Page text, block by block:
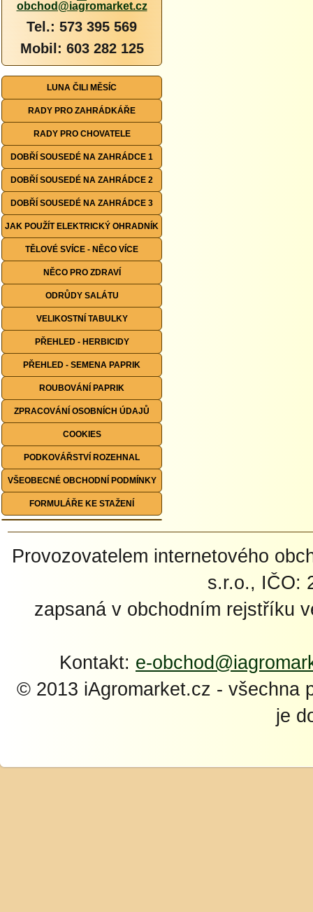
obchod@iagromarket.cz
Tel.: 573 395 569
Mobil: 603 282 125
LUNA ČILI MĚSÍC
RADY PRO ZAHRÁDKÁŘE
RADY PRO CHOVATELE
DOBŘÍ SOUSEDÉ NA ZAHRÁDCE 1
DOBŘÍ SOUSEDÉ NA ZAHRÁDCE 2
DOBŘÍ SOUSEDÉ NA ZAHRÁDCE 3
JAK POUŽÍT ELEKTRICKÝ OHRADNÍK
TĚLOVÉ SVÍCE - NĚCO VÍCE
NĚCO PRO ZDRAVÍ
ODRŮDY SALÁTU
VELIKOSTNÍ TABULKY
PŘEHLED - HERBICIDY
PŘEHLED - SEMENA PAPRIK
ROUBOVÁNÍ PAPRIK
ZPRACOVÁNÍ OSOBNÍCH ÚDAJŮ
COOKIES
PODKOVÁŘSTVÍ ROZEHNAL
VŠEOBECNÉ OBCHODNÍ PODMÍNKY
FORMULÁŘE KE STAŽENÍ
Provozovatelem internetového
s.r.o., IČO:
zapsaná v obchodním rejstříku
Kontakt: e-
© 2013 iAgromarket.cz - všechna
je